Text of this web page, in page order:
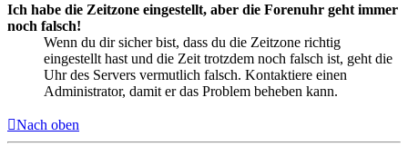
Ich habe die Zeitzone eingestellt, aber die Forenuhr geht immer
noch falsch!
Wenn du dir sicher bist, dass du die Zeitzone richtig
eingestellt hast und die Zeit trotzdem noch falsch ist, geht die
Uhr des Servers vermutlich falsch. Kontaktiere einen
Administrator, damit er das Problem beheben kann.
Nach oben